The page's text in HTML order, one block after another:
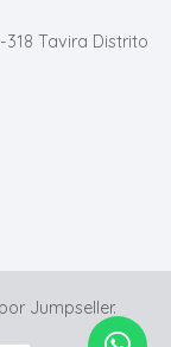
318 Tavira Distrito
Jumpseller.